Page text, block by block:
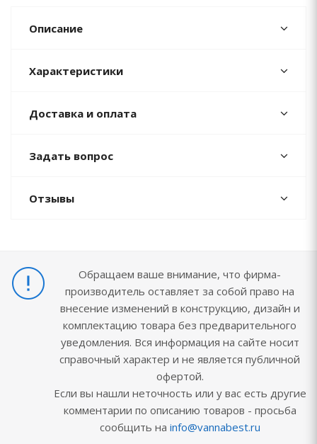
Описание
Характеристики
Доставка и оплата
Задать вопрос
Отзывы
Обращаем ваше внимание, что фирма-
производитель оставляет за собой право на
внесение изменений в конструкцию, дизайн и
комплектацию товара без предварительного
уведомления. Вся информация на сайте носит
справочный характер и не является публичной
офертой.
Если вы нашли неточность или у вас есть другие
комментарии по описанию товаров - просьба
сообщить на info@vannabest.ru